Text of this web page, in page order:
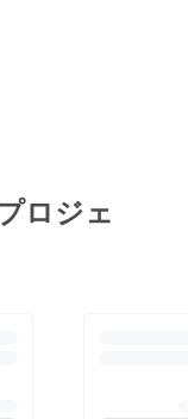
ロジェ